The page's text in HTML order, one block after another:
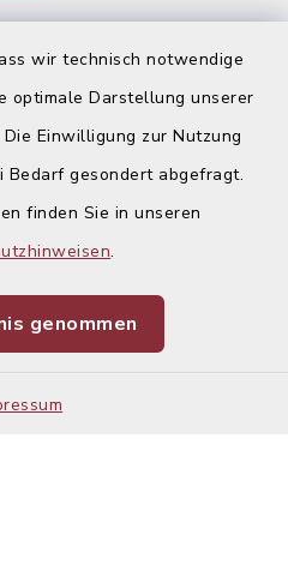
wir technisch notwendige
optimale Darstellung unserer
Einwilligung zur Nutzung
gesondert abgefragt.
finden Sie in unseren
.
genommen